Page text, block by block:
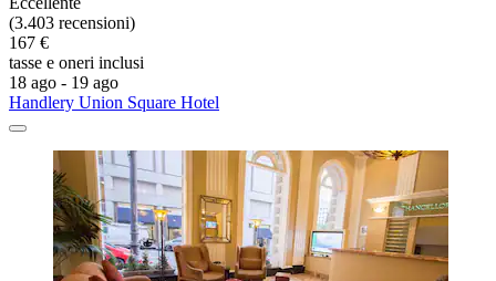
(3.403 recensioni)
167 €
tasse e oneri inclusi
18 ago - 19 ago
Handlery Union Square Hotel